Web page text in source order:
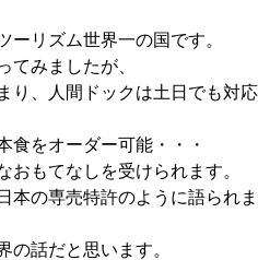
ーリズム世界一の国です。
てみましたが、
り、人間ドックは土日でも対応
食をオーダー可能・・・
おもてなしを受けられます。
本の専売特許のように語られま
の話だと思います。